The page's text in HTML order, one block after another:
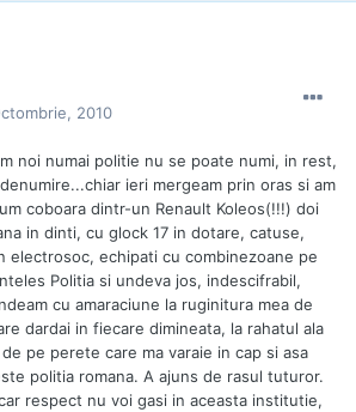
2010
noi numai politie nu se poate numi, in rest,
ieri mergeam prin oras si am
coboara dintr-un Renault Koleos(!!!) doi
in dinti, cu glock 17 in dotare, catuse,
electrosoc, echipati cu combinezoane pe
Politia si undeva jos, indescifrabil,
cu amaraciune la ruginitura mea de
dardai in fiecare dimineata, la rahatul ala
pe perete care ma varaie in cap si asa
politia romana. A ajuns de rasul tuturor.
respect nu voi gasi in aceasta institutie,